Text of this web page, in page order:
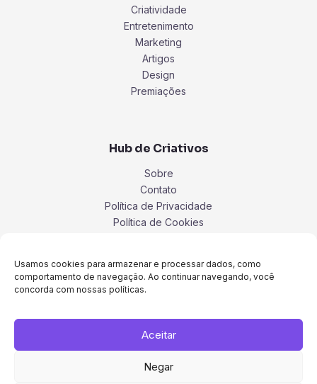
Usamos cookies para armazenar e processar dados, como
comportamento de navegação. Ao continuar navegando, você
concorda com nossas políticas.
Aceitar
Negar
Criatividade
Entretenimento
Marketing
Artigos
Design
Premiações
Hub de Criativos
Sobre
Contato
Política de Privacidade
Política de Cookies